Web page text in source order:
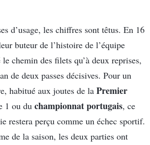
d’usage, les chiffres sont têtus. En 16
buteur de l’histoire de l’équipe
le chemin des filets qu’à deux reprises,
de deux passes décisives. Pour un
habitué aux joutes de la Premier
1 ou du championnat portugais, ce
restera perçu comme un échec sportif.
de la saison, les deux parties ont